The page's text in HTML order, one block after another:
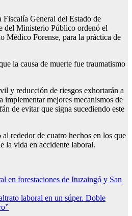
General del Estado de
del Ministerio Público ordenó el
Médico Forense, para la práctica de
la causa de muerte fue traumatismo
y reducción de riesgos exhortarán a
implementar mejores mecanismos de
de evitar que signa sucediendo este
al rededor de cuatro hechos en los que
la vida en accidente laboral.
en forestaciones de Ituzaingó y San
laboral en un súper. Doble